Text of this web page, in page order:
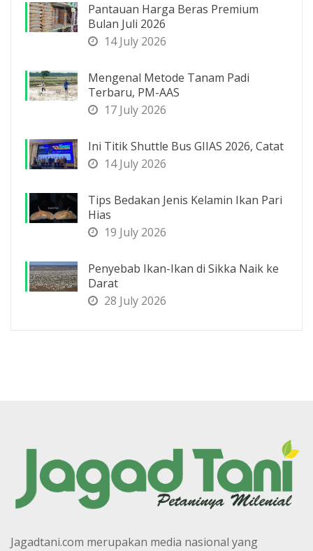
Pantauan Harga Beras Premium
Bulan Juli 2026
14 July 2026
Mengenal Metode Tanam Padi
Terbaru, PM-AAS
17 July 2026
Ini Titik Shuttle Bus GIIAS 2026, Catat
14 July 2026
Tips Bedakan Jenis Kelamin Ikan Pari
Hias
19 July 2026
Penyebab Ikan-Ikan di Sikka Naik ke
Darat
28 July 2026
Jagadtani.com merupakan media nasional yang